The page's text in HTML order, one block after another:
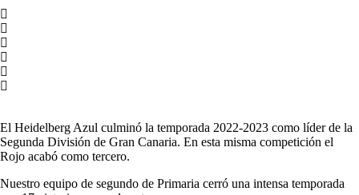
El Heidelberg Azul culminó la temporada 2022-2023 como líder de la
Segunda División de Gran Canaria. En esta misma competición el
Rojo acabó como tercero.
Nuestro equipo de segundo de Primaria cerró una intensa temporada